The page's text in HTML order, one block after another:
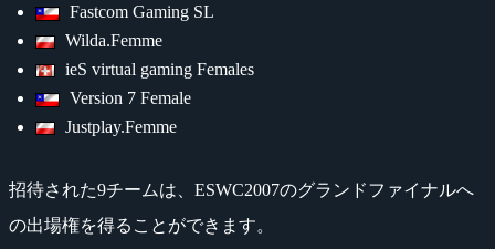
Fastcom Gaming SL
Wilda.Femme
ieS virtual gaming Females
Version 7 Female
Justplay.Femme
招待された9チームは、ESWC2007のグランドファイナルへ
の出場権を得ることができます。